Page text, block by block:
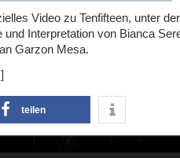
Video zu Tenfifteen, unter
und Interpretation von Bianca
Garzon Mesa.
teilen